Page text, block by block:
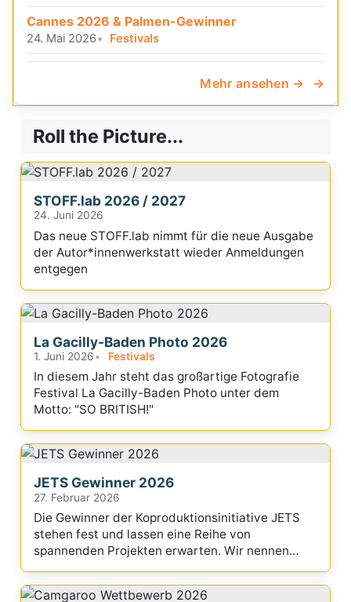
Cannes 2026 & Palmen-Gewinner
24. Mai 2026 Festivals
Mehr ansehen →
Roll the Picture...
STOFF.lab 2026 / 2027
24. Juni 2026
Das neue STOFF.lab nimmt für die neue Ausgabe
der Autor*innenwerkstatt wieder Anmeldungen
entgegen
La Gacilly-Baden Photo 2026
1. Juni 2026 Festivals
In diesem Jahr steht das großartige Fotografie
Festival La Gacilly-Baden Photo unter dem
Motto: "SO BRITISH!"
JETS Gewinner 2026
27. Februar 2026
Die Gewinner der Koproduktionsinitiative JETS
stehen fest und lassen eine Reihe von
spannenden Projekten erwarten. Wir nennen